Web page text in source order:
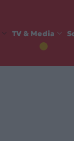
TV & Media